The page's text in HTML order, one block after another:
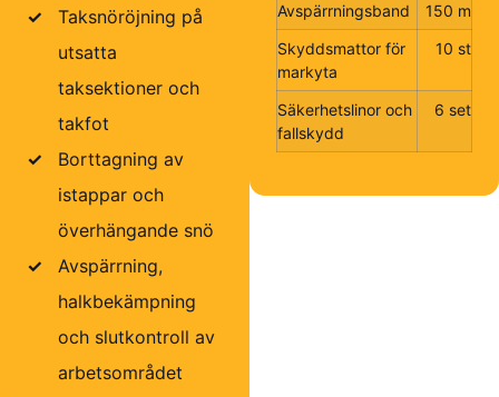
✓
Taksnöröjning på
utsatta
taksektioner och
takfot
✓
Borttagning av
istappar och
överhängande snö
✓
Avspärrning,
halkbekämpning
och slutkontroll av
arbetsområdet
Avspärrningsband
150 m
Skyddsmattor för
markyta
10 st
Säkerhetslinor och
fallskydd
6 set